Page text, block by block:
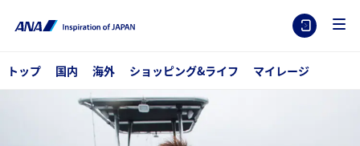
トップ 国内 海外 ショッピング&ライフ マイレージ